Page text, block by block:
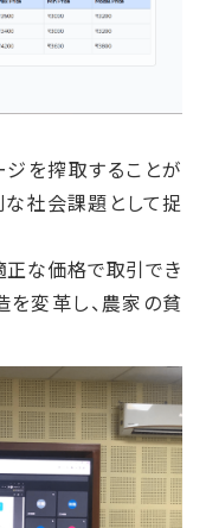
を搾取することが
社会課題として捉
正な価格で取引でき
を変革し、農家の貧